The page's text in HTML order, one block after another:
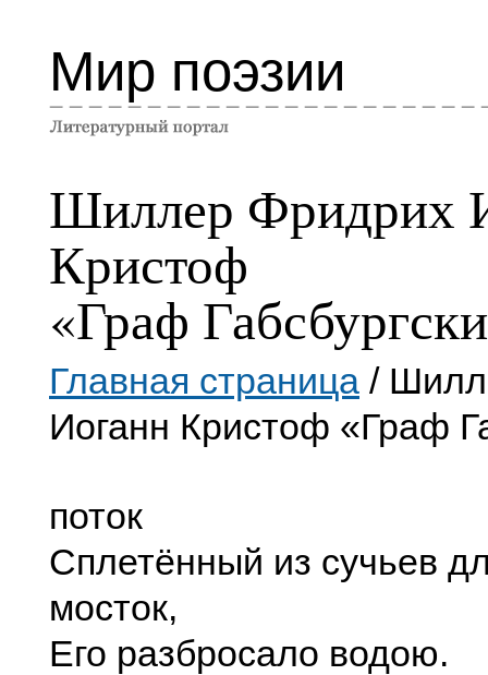
Мир поэзии
Шиллер Фридрих
Кристоф
«Граф
Главная страница /
Иоганн Кристоф «Граф
поток
Сплетённый из сучьев
мосток,
Его разбросало водою.